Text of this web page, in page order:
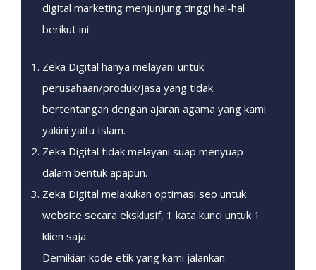
digital marketing menjunjung tinggi hal-hal
berikut ini:
Zeka Digital hanya melayani untuk
perusahaan/produk/jasa yang tidak
bertentangan dengan ajaran agama yang kami
yakini yaitu Islam.
Zeka Digital tidak melayani suap menyuap
dalam bentuk apapun.
Zeka Digital melakukan optimasi seo untuk
website secara eksklusif, 1 kata kunci untuk 1
klien saja.
Demikian kode etik yang kami jalankan.